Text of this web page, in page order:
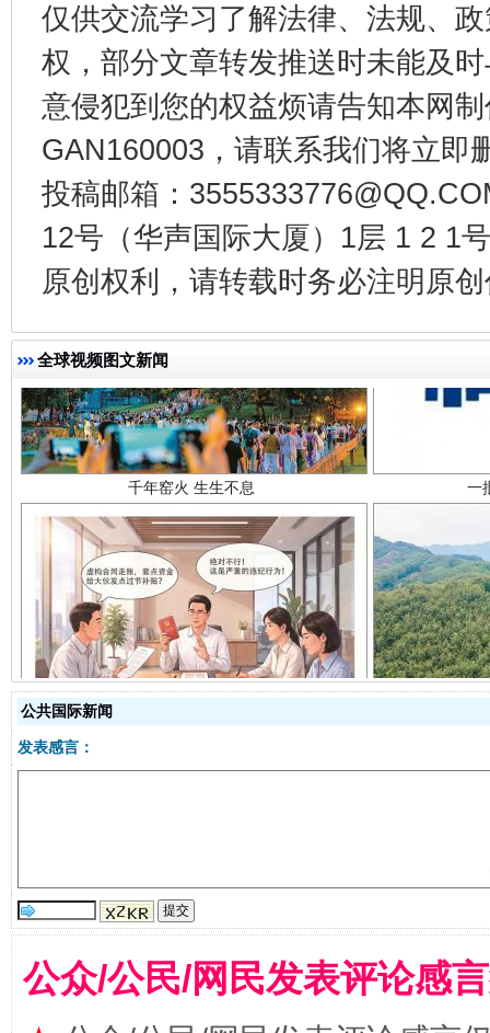
仅供交流学习了解法律、法规、
权，部分文章转发推送时未能及
意侵犯到您的权益烦请告知本网
GAN160003，请联系我们将立即
投稿邮箱：
12号（华声国际大厦）1层 1 2 1
原创权利，请转载时务必注明原
全球视频图文新闻
东山县通报“牛蛙产品抗生素超标问题” 法
千年窑火 生生不息
揭开“小金库”的免责幌子
受贿1.44亿！段成刚被判无期 从幼
公共国际新闻
发表感言：
公众/公民/网民发表评论感